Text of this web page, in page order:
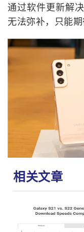
通过软件更新解
无法弥补，只能
相关文章